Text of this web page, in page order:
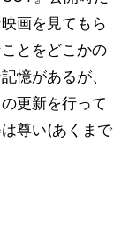
画を見てもら
とをどこかの
憶があるが、
更新を行って
尊い(あくまで